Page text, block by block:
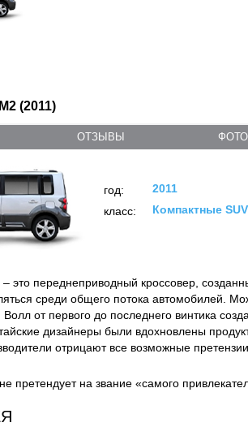
(2011)
ОТЗЫВЫ ФОТО
год:
2011
класс:
Компактные
это переднеприводный кроссовер,
среди общего потока автомобилей.
Волл от первого до последнего винтика
дизайнеры были вдохновлены
отрицают все возможные
претендует на звание «самого